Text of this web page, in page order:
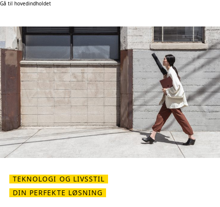
Gå til hovedindholdet
TEKNOLOGI OG LIVSSTIL
DIN PERFEKTE LØSNING